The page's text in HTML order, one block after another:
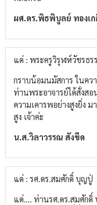
ผศ.ดร.พิธพิบูลย์​ ทองเก
แด่ : พระครูวิรุฬห์วัชรธร
กราบน้อมนมัสการ​ ในค
ท่านพระอาจารย์​ได้สั่งส
ความเคารพ​อย่างสูง​ยิ่ง​
สูง​ เจ้าค่ะ
น.ส.วิลา​วรรณ​ สังขีด
แด่ : รศ.ดร.สมศักดิ์ บุญปู่
แด่.... ท่านรศ.ดร.สมศัก